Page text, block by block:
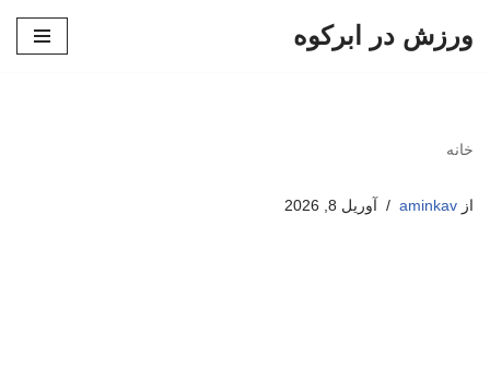
ورزش در ابرکوه
خانه
از aminkav آوریل 8, 2026